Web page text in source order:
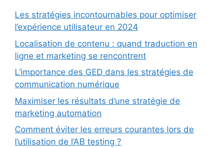
Les stratégies incontournables pour optimiser
l’expérience utilisateur en 2024
Localisation de contenu : quand traduction en
ligne et marketing se rencontrent
L’importance des GED dans les stratégies de
communication numérique
Maximiser les résultats d’une stratégie de
marketing automation
Comment éviter les erreurs courantes lors de
l’utilisation de l’AB testing ?